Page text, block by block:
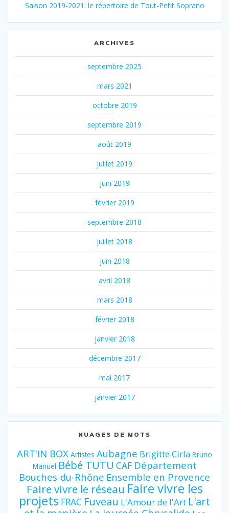
Saison 2019-2021: le répertoire de Tout-Petit Soprano
ARCHIVES
septembre 2025
mars 2021
octobre 2019
septembre 2019
août 2019
juillet 2019
juin 2019
février 2019
septembre 2018
juillet 2018
juin 2018
avril 2018
mars 2018
février 2018
janvier 2018
décembre 2017
mai 2017
janvier 2017
NUAGES DE MOTS
ART'IN BOX Artistes Aubagne Brigitte Cirla Bruno
Manuel Bébé TUTU CAF Département
Bouches-du-Rhône Ensemble en Provence
Faire vivre le réseau Faire vivre les
projets FRAC Fuveau L'Amour de l'Art L'art